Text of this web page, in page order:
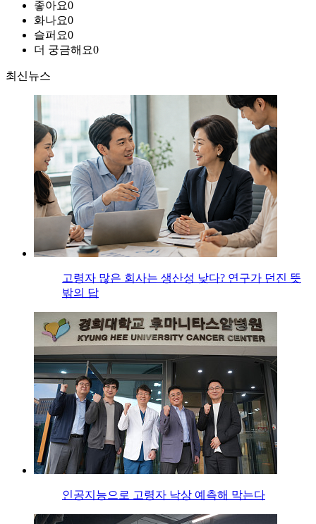
좋아요0
화나요0
슬퍼요0
더 궁금해요0
최신뉴스
고령자 많은 회사는 생산성 낮다? 연구가 던진 뜻
밖의 답
인공지능으로 고령자 낙상 예측해 막는다